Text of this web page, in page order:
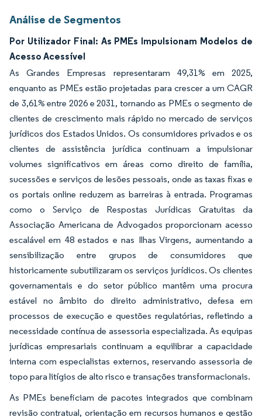
Análise de Segmentos
Por Utilizador Final: As PMEs Impulsionam Modelos de
Acesso Acessível
As Grandes Empresas representaram 49,31% em 2025,
enquanto as PMEs estão projetadas para crescer a um CAGR
de 3,61% entre 2026 e 2031, tornando as PMEs o segmento de
clientes de crescimento mais rápido no mercado de serviços
jurídicos dos Estados Unidos. Os consumidores privados e os
clientes de assistência jurídica continuam a impulsionar
volumes significativos em áreas como direito de família,
sucessões e serviços de lesões pessoais, onde as taxas fixas e
os portais online reduzem as barreiras à entrada. Programas
como o Serviço de Respostas Jurídicas Gratuitas da
Associação Americana de Advogados proporcionam acesso
escalável em 48 estados e nas Ilhas Virgens, aumentando a
sensibilização entre grupos de consumidores que
historicamente subutilizaram os serviços jurídicos. Os clientes
governamentais e do setor público mantêm uma procura
estável no âmbito do direito administrativo, defesa em
processos de execução e questões regulatórias, refletindo a
necessidade contínua de assessoria especializada. As equipas
jurídicas empresariais continuam a equilibrar a capacidade
interna com especialistas externos, reservando assessoria de
topo para litígios de alto risco e transações transformacionais.
As PMEs beneficiam de pacotes integrados que combinam
revisão contratual, orientação em recursos humanos e gestão